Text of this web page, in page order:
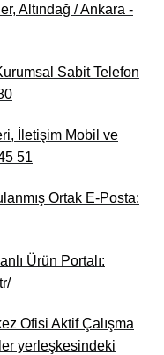
Altındağ / Ankara -
Sabit Telefon
İletişim Mobil ve
51
Ortak E-Posta:
Ürün Portalı:
Ofisi Aktif Çalışma
yerleşkesindeki